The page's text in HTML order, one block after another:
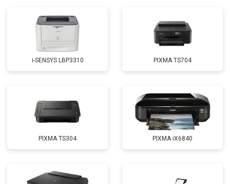
i-SENSYS LBP3310 PIXMA TS704
PIXMA TS304 PIXMA iX6840